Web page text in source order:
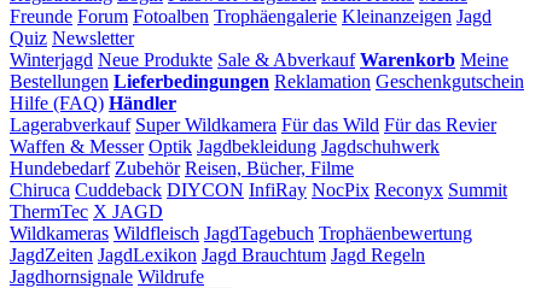
Freunde Forum Fotoalben Trophäengalerie Kleinanzeigen Jagd
Quiz Newsletter
Winterjagd Neue Produkte Sale & Abverkauf Warenkorb Meine
Bestellungen Lieferbedingungen Reklamation Geschenkgutschein
Hilfe (FAQ) Händler
Lagerabverkauf Super Wildkamera Für das Wild Für das Revier
Waffen & Messer Optik Jagdbekleidung Jagdschuhwerk
Hundebedarf Zubehör Reisen, Bücher, Filme
Chiruca Cuddeback DIYCON InfiRay NocPix Reconyx Summit
ThermTec X JAGD
Wildkameras Wildfleisch JagdTagebuch Trophäenbewertung
JagdZeiten JagdLexikon Jagd Brauchtum Jagd Regeln
Jagdhornsignale Wildrufe